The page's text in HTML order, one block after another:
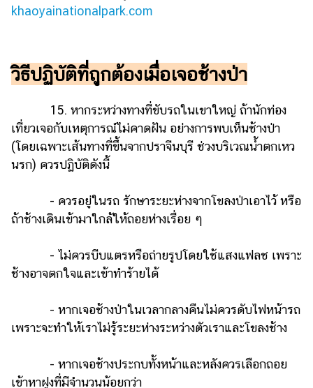
khaoyainationalpark.com
วิธีปฏิบัติที่ถูกต้องเมื่อเจอช้างป่า
15. หากระหว่างทางที่ขับรถในเขาใหญ่ ถ้านักท่อง
เที่ยวเจอกับเหตุการณ์ไม่คาดฝัน อย่างการพบเห็นช้างป่า
(โดยเฉพาะเส้นทางที่ขึ้นจากปราจีนบุรี ช่วงบริเวณน้ำตกเหว
นรก) ควรปฏิบัติดังนี้
- ควรอยู่ในรถ รักษาระยะห่างจากโขลงป่าเอาไว้ หรือ
ถ้าช้างเดินเข้ามาใกล้ให้ถอยห่างเรื่อย ๆ
- ไม่ควรบีบแตรหรือถ่ายรูปโดยใช้แสงแฟลช เพราะ
ช้างอาจตกใจและเข้าทำร้ายได้
- หากเจอช้างป่าในเวลากลางคืนไม่ควรดับไฟหน้ารถ
เพราะจะทำให้เราไม่รู้ระยะห่างระหว่างตัวเราและโขลงช้าง
- หากเจอช้างประกบทั้งหน้าและหลังควรเลือกถอย
เข้าหาฝูงที่มีจำนวนน้อยกว่า